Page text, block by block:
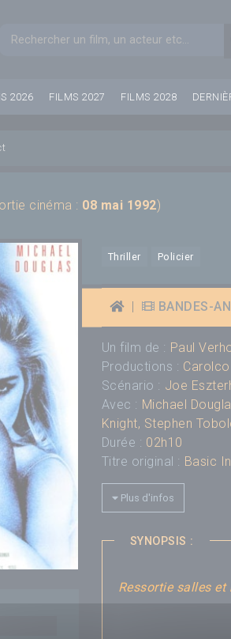
Formulaire de
2026 FILMS 2027 FILMS 2028
cinéma : 08 mai 1992)
Thriller Policier
BANDES-
Un film de : Paul
Productions :
Scénario : Joe
Avec : Michael
Knight, Stephen
Durée : 02h10
Titre original : Basic
Compositeur :
Budget : ---
Classification :
Plus d'infos
SYNOPSIS :
Ressortie salles